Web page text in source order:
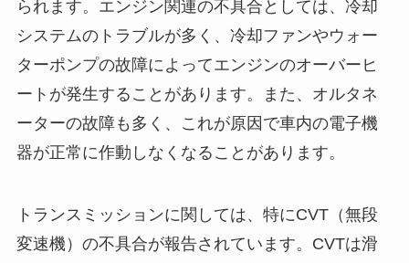
られます。エンジン関連の不具合としては、冷却
システムのトラブルが多く、冷却ファンやウォー
ターポンプの故障によってエンジンのオーバーヒ
ートが発生することがあります。また、オルタネ
ーターの故障も多く、これが原因で車内の電子機
器が正常に作動しなくなることがあります。
トランスミッションに関しては、特にCVT（無段
変速機）の不具合が報告されています。CVTは滑